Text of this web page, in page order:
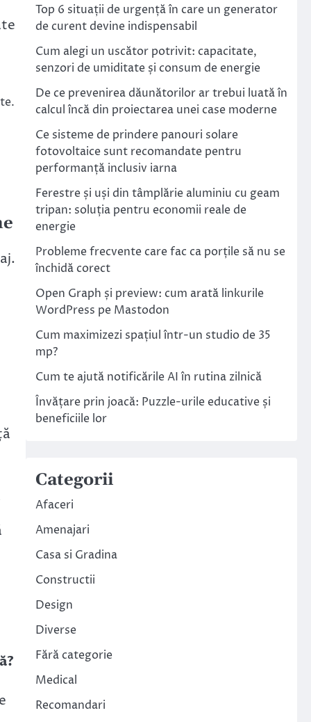
Top 6 situații de urgență în care un generator
de curent devine indispensabil
Cum alegi un uscător potrivit: capacitate,
senzori de umiditate și consum de energie
De ce prevenirea dăunătorilor ar trebui luată în
calcul încă din proiectarea unei case moderne
Ce sisteme de prindere panouri solare
fotovoltaice sunt recomandate pentru
performanță inclusiv iarna
Ferestre și uși din tâmplărie aluminiu cu geam
tripan: soluția pentru economii reale de
energie
Probleme frecvente care fac ca porțile să nu se
închidă corect
Open Graph și preview: cum arată linkurile
WordPress pe Mastodon
Cum maximizezi spațiul într-un studio de 35
mp?
Cum te ajută notificările AI în rutina zilnică
Învățare prin joacă: Puzzle-urile educative și
beneficiile lor
Categorii
Afaceri
Amenajari
Casa si Gradina
Constructii
Design
Diverse
Fără categorie
Medical
Recomandari